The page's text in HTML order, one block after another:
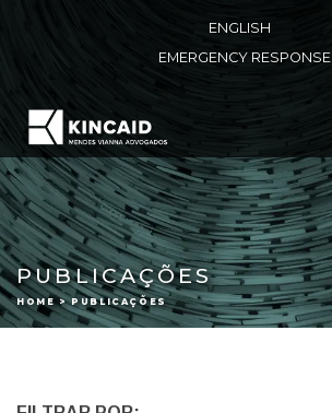
ENGLISH
EMERGENCY RESPONSE
PUBLICAÇÕES
HOME > PUBLICAÇÕES